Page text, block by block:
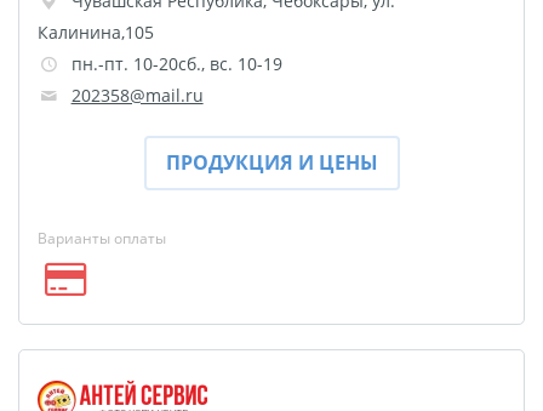
DTF-печать
Гирлянды с фото
Термосы
Дипломы
Благодарности
Листовки
Сертификаты
Калинина,105
пн.-пт. 10-20сб., вс. 10-19
202358@mail.ru
ПРОДУКЦИЯ И ЦЕНЫ
Варианты оплаты